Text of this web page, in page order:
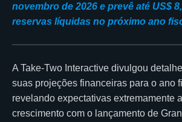
novembro de 2026 e prevê até US$
reservas líquidas no próximo ano
A Take-Two Interactive divulgou
suas projeções financeiras para o ano
revelando expectativas extremamente
crescimento com o lançamento de